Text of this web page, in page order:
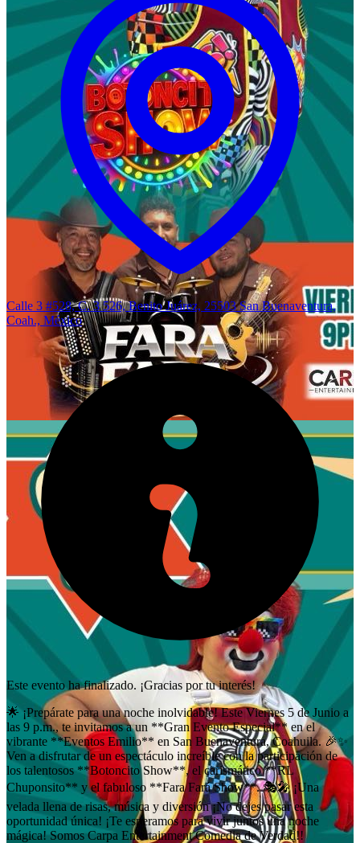
Calle 3 #528, C. 3 526, Benito Juárez, 25503 San Buenaventura,
Coah., México
Este evento ha finalizado. ¡Gracias por tu interés!
🌟 ¡Prepárate para una noche inolvidable! Este Viernes 5 de Junio a
las 9 p.m., te invitamos a un **Gran Evento Especial** en el
vibrante **Eventos Emilio** en San Buenaventura, Coahuila. 🎉✨
Ven a disfrutar de un espectáculo increíble con la participación de
los talentosos **Botoncito Show**, el carismático **RL
Chuponsito** y el fabuloso **Fara Fará Show**. 🎭🎤 ¡Una
velada llena de risas, música y diversión ¡No dejes pasar esta
oportunidad única! ¡Te esperamos para vivir juntos una noche
mágica! Somos Carpa Entertainment Comedia de Verdad!!